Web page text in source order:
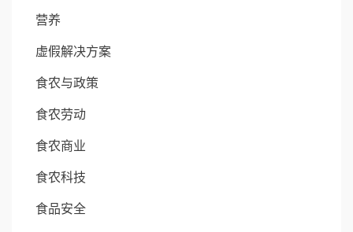
营养
虚假解决方案
食农与政策
食农劳动
食农商业
食农科技
食品安全